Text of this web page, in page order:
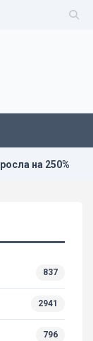
250%
837
2941
796